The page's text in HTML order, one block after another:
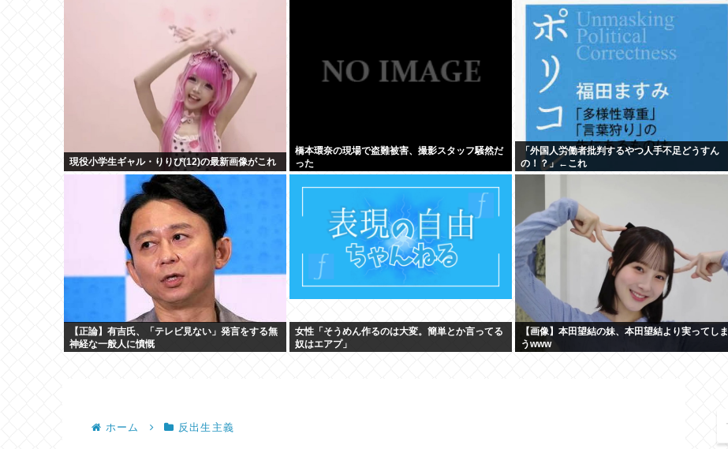
現役小学生ギャル・りりぴ(12)の最新画像がこれ
橋本環奈の現場で盗難被害、撮影スタッフ騒然だ
った
「外国人労働者批判するやつ人手不足どうすん
の！？」←これ
【正論】有吉氏、「テレビ見ない」発言をする無
神経な一般人に憤慨
女性「そうめん作るのは大変。簡単とか言ってる
奴はエアプ」
【画像】本田望結の妹、本田望結より実ってしま
うwww
ホーム 反出生主義